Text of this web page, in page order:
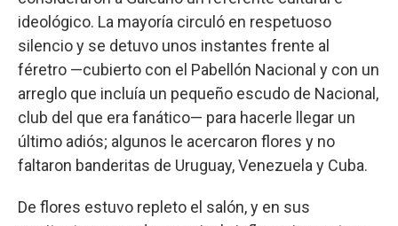
ideológico. La mayoría circuló en respetuoso
silencio y se detuvo unos instantes frente al
féretro —cubierto con el Pabellón Nacional y con un
arreglo que incluía un pequeño escudo de Nacional,
club del que era fanático— para hacerle llegar un
último adiós; algunos le acercaron flores y no
faltaron banderitas de Uruguay, Venezuela y Cuba.
De flores estuvo repleto el salón, y en sus